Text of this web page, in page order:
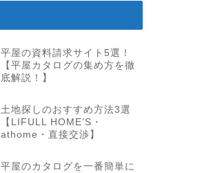
平屋の資料請求サイト5選！
【平屋カタログの集め方を徹
底解説！】
土地探しのおすすめ方法3選
【LIFULL HOME’S・
athome・直接交渉】
平屋のカタログを一番簡単に